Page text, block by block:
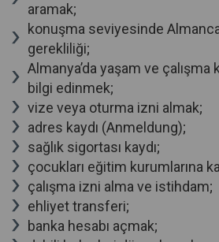
aramak;
konuşma seviyesinde
gerekliliği;
Almanya’da yaşam ve çalışma
bilgi edinmek;
vize veya oturma izni almak;
adres kaydı (Anmeldung);
sağlık sigortası kaydı;
çocukları eğitim kurumlarına
çalışma izni alma ve istihdam;
ehliyet transferi;
banka hesabı açmak;